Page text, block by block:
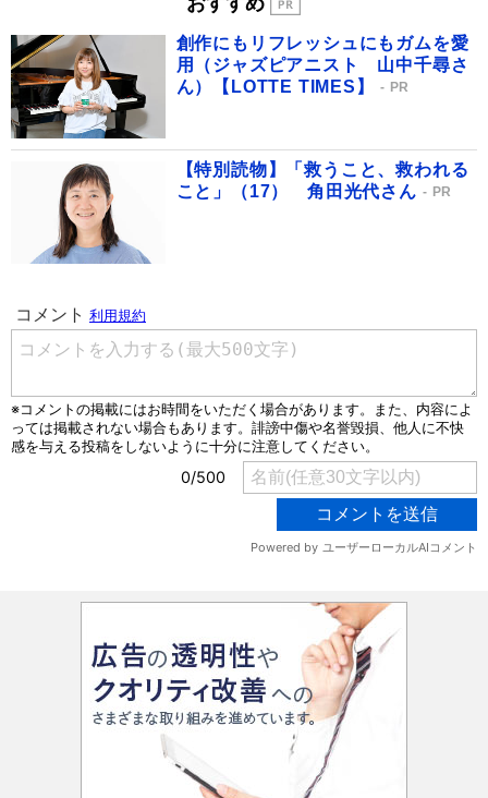
創作にもリフレッシュにもガムを愛
用（ジャズピアニスト 山中千尋さ
ん）【LOTTE TIMES】
PR
【特別読物】「救うこと、救われる
こと」（17） 角田光代さん
PR